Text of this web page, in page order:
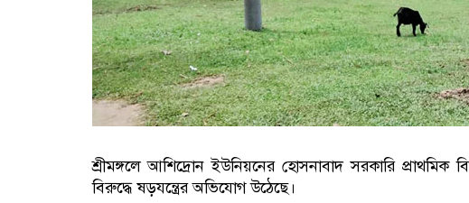
শ্রীমঙ্গলে আশিদ্রোন ইউনিয়নের হোসনাবাদ সরকারি প্রাথমিক
বিরুদ্ধে ষড়যন্ত্রের অভিযোগ উঠেছে।